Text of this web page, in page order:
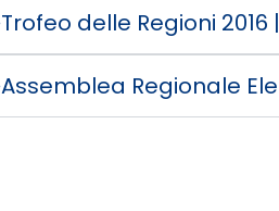
Trofeo delle Regioni 2016
Assemblea Regionale